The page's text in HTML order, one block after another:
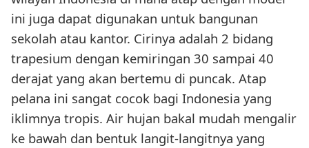
ini juga dapat digunakan untuk bangunan
sekolah atau kantor. Cirinya adalah 2 bidang
trapesium dengan kemiringan 30 sampai 40
derajat yang akan bertemu di puncak. Atap
pelana ini sangat cocok bagi Indonesia yang
iklimnya tropis. Air hujan bakal mudah mengalir
ke bawah dan bentuk langit-langitnya yang